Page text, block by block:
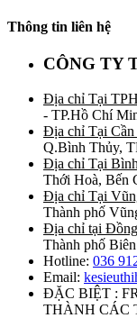
Thông tin liên hệ
CÔNG TY
Địa chỉ Tại
- TP.Hồ Chí
Địa chỉ Tại Cần
Q.Bình Thủy,
Địa chỉ Tại
Thới Hoà, Bến
Địa chỉ Tại
Thành phố
Địa chỉ tại
Thành phố
Hotline: 036
Email:
ĐẶC BIỆT :
THÀNH CÁC